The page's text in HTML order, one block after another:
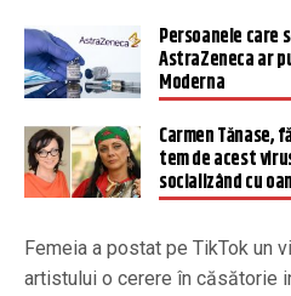
Persoanele care
AstraZeneca ar
Moderna
Carmen Tănase,
tem de acest
socializând cu
Femeia a postat pe TikTok un
artistului o cerere în căsătorie